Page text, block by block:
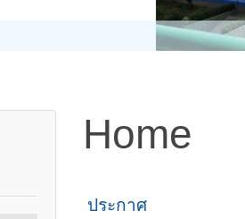
Home
ประกาศ